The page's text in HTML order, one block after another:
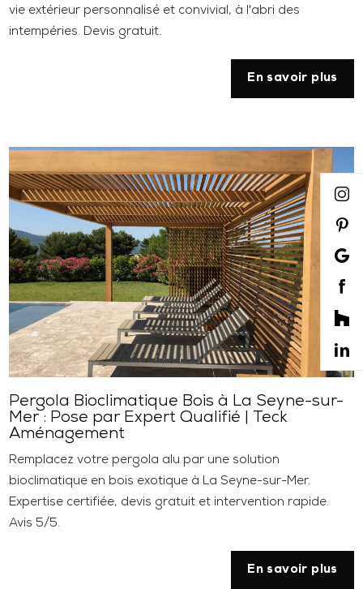
vie extérieur personnalisé et convivial, à l'abri des
intempéries. Devis gratuit.
En savoir plus
Pergola Bioclimatique Bois à La Seyne-sur-
Mer : Pose par Expert Qualifié | Teck
Aménagement
Remplacez votre pergola alu par une solution
bioclimatique en bois exotique à La Seyne-sur-Mer.
Expertise certifiée, devis gratuit et intervention rapide.
Avis 5/5.
En savoir plus